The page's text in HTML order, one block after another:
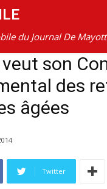
du Journal De
son
des
âgées
Twitter